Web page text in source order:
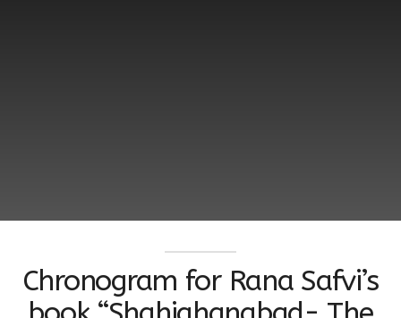
Chronogram for Rana Safvi’s